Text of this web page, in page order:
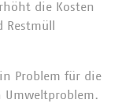
die Kosten
Problem für die
Umweltproblem.